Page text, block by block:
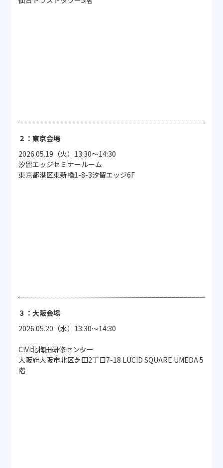
２：東京会場
2026.05.19（火）13:30～14:30
汐留エッジセミナールーム
東京都港区東新橋1-8-3汐留エッジ6F
３：大阪会場
2026.05.20（水）13:30～14:30
CIVI北梅田研修センター
大阪府大阪市北区芝田2丁目7-18 LUCID SQUARE UMEDA 5
階